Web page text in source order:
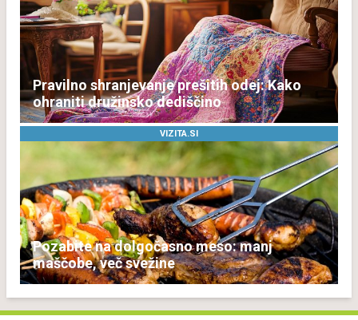
Pravilno shranjevanje prešitih odej: Kako
ohraniti družinsko dediščino
VIZITA.SI
Pozabite na dolgočasno meso: manj
maščobe, več svežine